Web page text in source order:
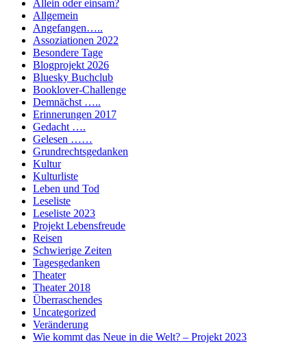
Allein oder einsam?
Allgemein
Angefangen…..
Assoziationen 2022
Besondere Tage
Blogprojekt 2026
Bluesky Buchclub
Booklover-Challenge
Demnächst …..
Erinnerungen 2017
Gedacht ….
Gelesen ……
Grundrechtsgedanken
Kultur
Kulturliste
Leben und Tod
Leseliste
Leseliste 2023
Projekt Lebensfreude
Reisen
Schwierige Zeiten
Tagesgedanken
Theater
Theater 2018
Überraschendes
Uncategorized
Veränderung
Wie kommt das Neue in die Welt? – Projekt 2023